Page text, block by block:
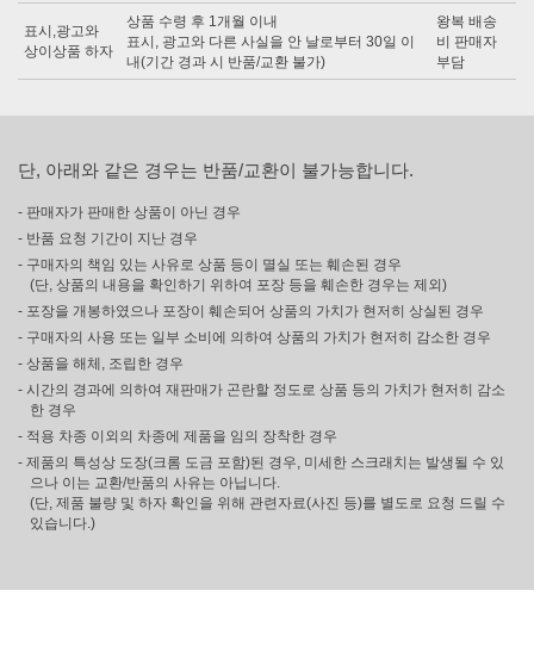
표시,광고와
상이상품 하자
상품 수령 후 1개월 이내
표시, 광고와 다른 사실을 안 날로부터 30일 이
내(기간 경과 시 반품/교환 불가)
왕복 배송
비 판매자
부담
단, 아래와 같은 경우는 반품/교환이 불가능합니다.
- 판매자가 판매한 상품이 아닌 경우
- 반품 요청 기간이 지난 경우
- 구매자의 책임 있는 사유로 상품 등이 멸실 또는 훼손된 경우
(단, 상품의 내용을 확인하기 위하여 포장 등을 훼손한 경우는 제외)
- 포장을 개봉하였으나 포장이 훼손되어 상품의 가치가 현저히 상실된 경우
- 구매자의 사용 또는 일부 소비에 의하여 상품의 가치가 현저히 감소한 경우
- 상품을 해체, 조립한 경우
- 시간의 경과에 의하여 재판매가 곤란할 정도로 상품 등의 가치가 현저히 감소
한 경우
- 적용 차종 이외의 차종에 제품을 임의 장착한 경우
- 제품의 특성상 도장(크롬 도금 포함)된 경우, 미세한 스크래치는 발생될 수 있
으나 이는 교환/반품의 사유는 아닙니다.
(단, 제품 불량 및 하자 확인을 위해 관련자료(사진 등)를 별도로 요청 드릴 수
있습니다.)